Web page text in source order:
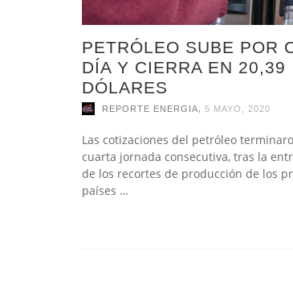
PETRÓLEO SUBE POR
DÍA Y CIERRA EN 20,39
DÓLARES
REPORTE ENERGIA 5 MAYO, 2020
Las cotizaciones del petróleo
cuarta jornada consecutiva, tras la
de los recortes de producción de los
países …